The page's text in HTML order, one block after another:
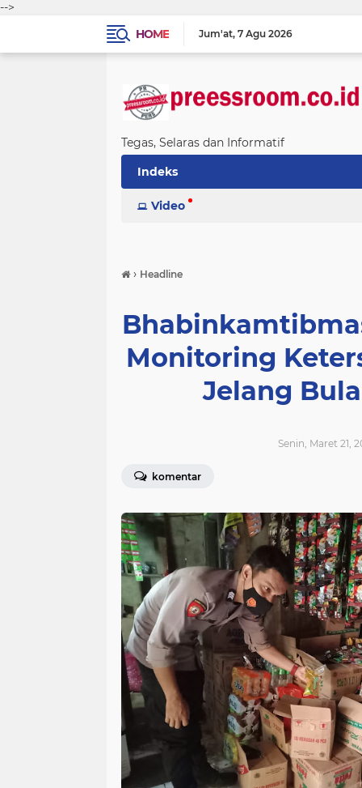
-->
HOME
Jum'at 7 Agu 2026
Tegas, Selaras dan Informatif
Indeks
Video
› Headline
Monitoring
Jelang
Senin, Maret 21,
komentar